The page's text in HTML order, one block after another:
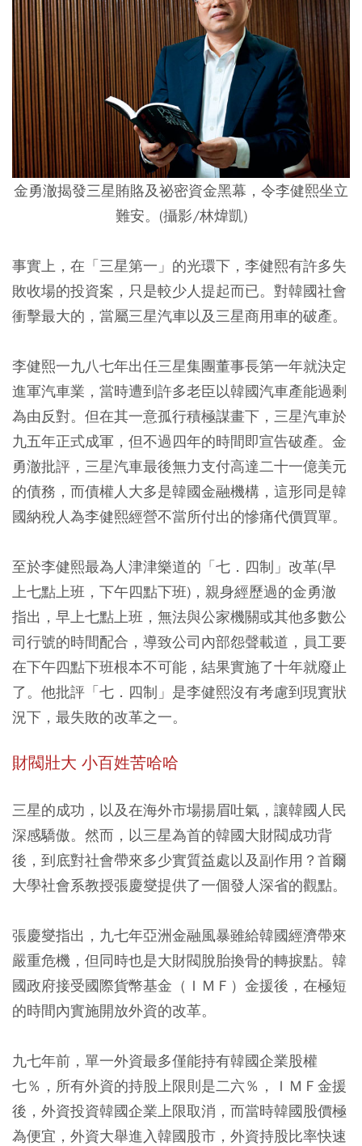
金勇澈揭發三星賄賂及祕密資金黑幕，令李健熙坐立
難安。(攝影/林煒凱)
事實上，在「三星第一」的光環下，李健熙有許多失
敗收場的投資案，只是較少人提起而已。對韓國社會
衝擊最大的，當屬三星汽車以及三星商用車的破產。
李健熙一九八七年出任三星集團董事長第一年就決定
進軍汽車業，當時遭到許多老臣以韓國汽車產能過剩
為由反對。但在其一意孤行積極謀畫下，三星汽車於
九五年正式成軍，但不過四年的時間即宣告破產。金
勇澈批評，三星汽車最後無力支付高達二十一億美元
的債務，而債權人大多是韓國金融機構，這形同是韓
國納稅人為李健熙經營不當所付出的慘痛代價買單。
至於李健熙最為人津津樂道的「七．四制」改革(早
上七點上班，下午四點下班)，親身經歷過的金勇澈
指出，早上七點上班，無法與公家機關或其他多數公
司行號的時間配合，導致公司內部怨聲載道，員工要
在下午四點下班根本不可能，結果實施了十年就廢止
了。他批評「七．四制」是李健熙沒有考慮到現實狀
況下，最失敗的改革之一。
財閥壯大 小百姓苦哈哈
三星的成功，以及在海外市場揚眉吐氣，讓韓國人民
深感驕傲。然而，以三星為首的韓國大財閥成功背
後，到底對社會帶來多少實質益處以及副作用？首爾
大學社會系教授張慶燮提供了一個發人深省的觀點。
張慶燮指出，九七年亞洲金融風暴雖給韓國經濟帶來
嚴重危機，但同時也是大財閥脫胎換骨的轉捩點。韓
國政府接受國際貨幣基金（ＩＭＦ）金援後，在極短
的時間內實施開放外資的改革。
九七年前，單一外資最多僅能持有韓國企業股權
七％，所有外資的持股上限則是二六％，ＩＭＦ金援
後，外資投資韓國企業上限取消，而當時韓國股價極
為便宜，外資大舉進入韓國股市，外資持股比率快速